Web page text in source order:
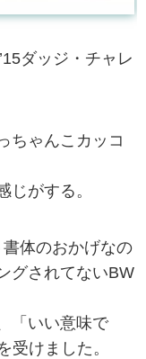
ダッジ・チャレ
ちゃんこカッコ
じがする。
体のおかげなの
グされてないBW
「いい意味で
受けました。